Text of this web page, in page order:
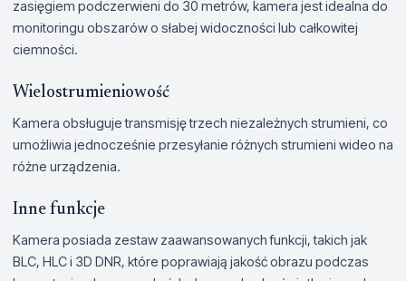
zasięgiem podczerwieni do 30 metrów, kamera jest idealna do
monitoringu obszarów o słabej widoczności lub całkowitej
ciemności.
Wielostrumieniowość
Kamera obsługuje transmisję trzech niezależnych strumieni, co
umożliwia jednocześnie przesyłanie różnych strumieni wideo na
różne urządzenia.
Inne funkcje
Kamera posiada zestaw zaawansowanych funkcji, takich jak
BLC, HLC i 3D DNR, które poprawiają jakość obrazu podczas